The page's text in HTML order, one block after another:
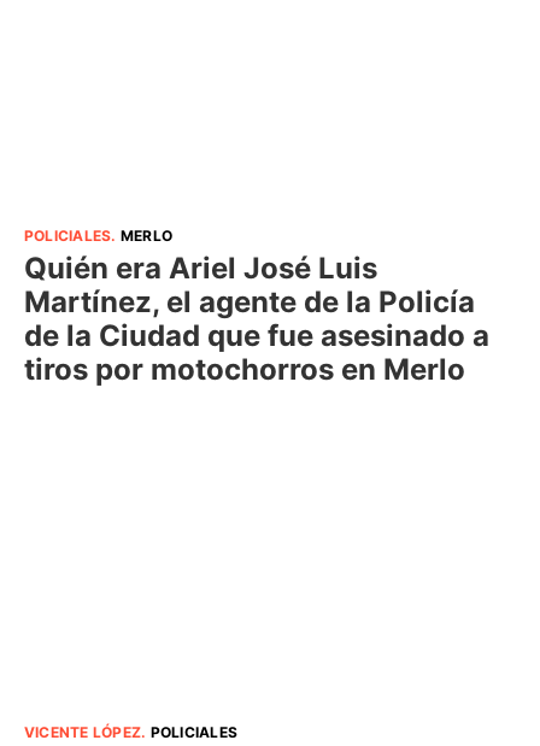
POLICIALES. MERLO
Quién era Ariel José Luis
Martínez, el agente de la Policía
de la Ciudad que fue asesinado a
tiros por motochorros en Merlo
VICENTE LÓPEZ. POLICIALES